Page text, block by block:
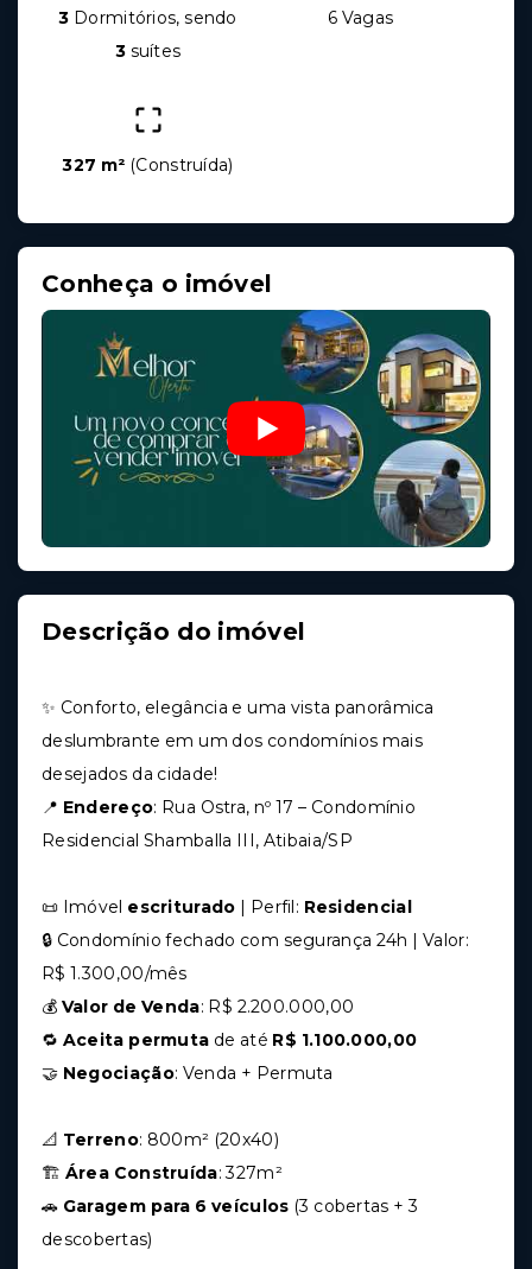
3 Dormitórios, sendo
3suítes
6 Vagas
327 m² (Construída)
Conheça o imóvel
Descrição do imóvel
✨ Conforto, elegância e uma vista panorâmica
deslumbrante em um dos condomínios mais
desejados da cidade!
📍 Endereço: Rua Ostra, nº 17 – Condomínio
Residencial Shamballa III, Atibaia/SP
📜 Imóvel escriturado | Perfil: Residencial
🔒 Condomínio fechado com segurança 24h | Valor:
R$ 1.300,00/mês
💰 Valor de Venda: R$ 2.200.000,00
🔁 Aceita permuta de até R$ 1.100.000,00
🤝 Negociação: Venda + Permuta
📐 Terreno: 800m² (20x40)
🏗️ Área Construída: 327m²
🚗 Garagem para 6 veículos (3 cobertas + 3
descobertas)